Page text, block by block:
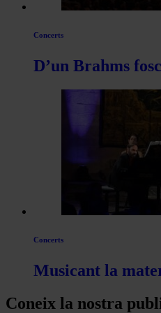
Concerts
D’un Brahms
Concerts
Musicant la
Coneix la nostra